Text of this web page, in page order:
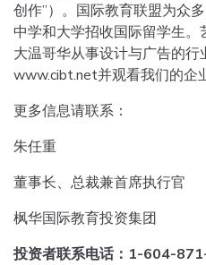
创作”）。国际教育联盟为众
中学和大学招收国际留学生
大温哥华从事设计与广告的行
www.cibt.net并观看我们的企
更多信息请联系：
朱任重
董事长、总裁兼首席执行官
枫华国际教育投资集团
投资者联系电话： 1-604-